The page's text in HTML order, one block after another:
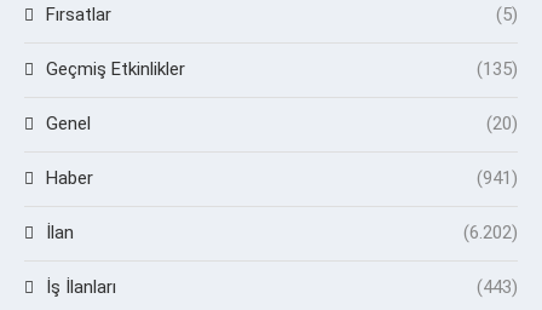
Fırsatlar (5)
Geçmiş Etkinlikler (135)
Genel (20)
Haber (941)
İlan (6.202)
İş İlanları (443)